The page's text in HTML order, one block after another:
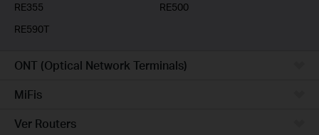
RE355
RE500
RE590T
ONT (Optical Network Terminals)
MiFis
Ver Routers